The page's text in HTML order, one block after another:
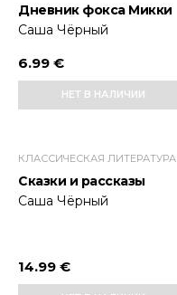
Дневник фокса Микки
Саша Чёрный
6.99 €
НЕТ В НАЛИЧИИ
КЛАССИЧЕСКАЯ ЛИТЕРАТУРА
Сказки и рассказы
Саша Чёрный
14.99 €